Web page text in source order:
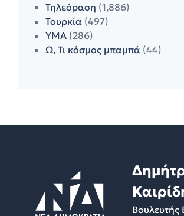
Τηλεόραση (1,886)
Τουρκία (497)
ΥΜΑ (286)
Ω, Τι κόσμος μπαμπά (44)
Βουλευτής